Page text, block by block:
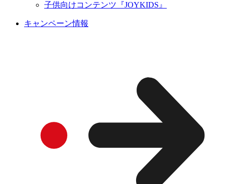
子供向けコンテンツ『JOYKIDS』
キャンペーン情報